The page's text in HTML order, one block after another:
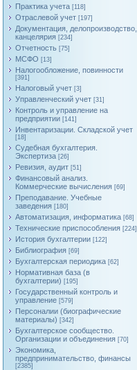
Практика учета [118]
Отраслевой учет [197]
Документация, делопроизводство,
канцелярия [234]
Отчетность [75]
МСФО [13]
Налогообложение, повинности
[391]
Налоговый учет [3]
Управленческий учет [31]
Контроль и управление на
предприятии [141]
Инвентаризации. Складской учет
[18]
Судебная бухгалтерия.
Экспертиза [26]
Ревизия, аудит [51]
Финансовый анализ.
Коммерческие вычисления [69]
Преподавание. Учебные
заведения [180]
Автоматизация, информатика [68]
Технические приспособления [224]
История бухгалтерии [122]
Библиография [69]
Бухгалтерская периодика [62]
Нормативная база (в
бухгалтерии) [195]
Государственный контроль и
управление [579]
Персоналии (биографические
материалы) [342]
Бухгалтерское сообщество.
Организации и объединения [70]
Экономика,
предпринимательство, финансы
[2385]